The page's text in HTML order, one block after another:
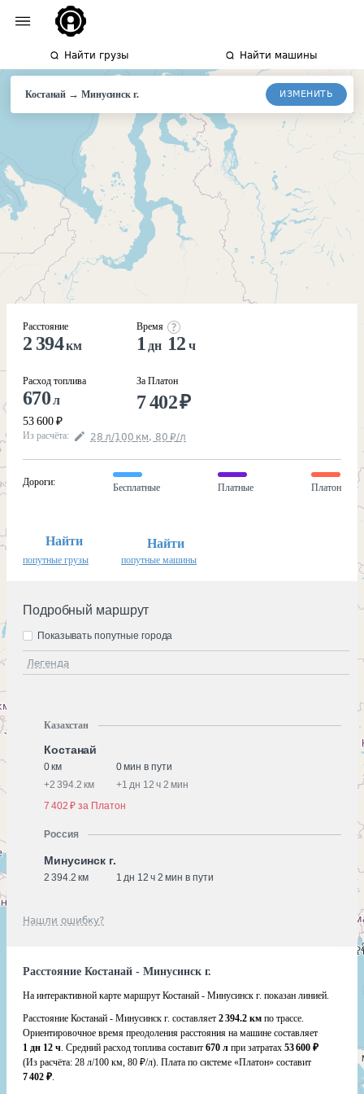
Найти грузы Найти машины
Костанай → Минусинск г. ИЗМЕНИТЬ
Расстояние
2 394км
Расход топлива
670л
53 600 ₽
Время
1 дн 12 ч
За Платон
7 402₽
Из расчёта: 28 л/100 км, 80 ₽/л
Дороги:
Бесплатные Платные Платон
Найти
попутные грузы
Найти
попутные машины
Подробный маршрут
Легенда
Показывать попутные города
Казахстан
Костанай
0 км
0 мин в пути
+2 394.2 км +1 дн 12 ч 2 мин
7 402 ₽ за Платон
Россия
Минусинск г.
2 394.2 км 1 дн 12 ч 2 мин в пути
Нашли ошибку?
Расстояние Костанай - Минусинск г.
На интерактивной карте маршрут Костанай - Минусинск г. показан линией.
Расстояние Костанай - Минусинск г. составляет 2 394.2 км по трассе.
Ориентировочное время преодоления расстояния на машине составляет
1 дн 12 ч. Средний расход топлива составит 670 л при затратах 53 600 ₽
(Из расчёта: 28 л/100 км, 80 ₽/л). Плата по системе «Платон» составит
7 402 ₽.